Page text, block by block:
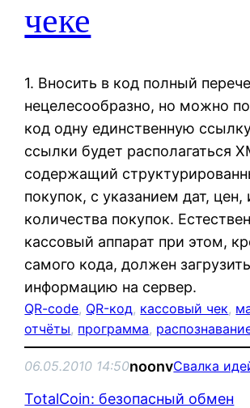
чеке
1. Вносить в код полный
нецелесообразно, но можно
код одну единственную
ссылки будет располагаться
содержащий
покупок, с указанием дат, цен,
количества покупок.
кассовый аппарат при этом,
самого кода, должен загрузить
информацию на сервер.
QR-code, QR-код, кассовый чек,
отчёты, программа,
06.05.2010 14:50noonvСвалка
TotalCoin: безопасный обмен